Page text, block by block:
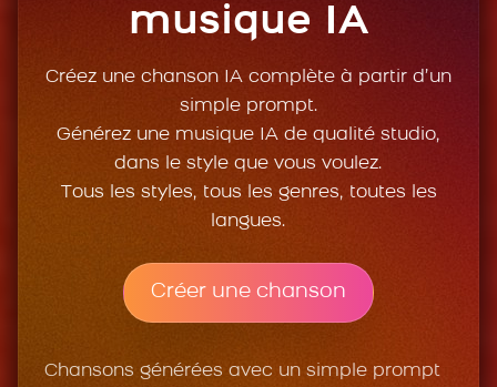
musique IA
Créez une chanson IA complète à partir d’un
simple prompt.
Générez une musique IA de qualité studio,
dans le style que vous voulez.
Tous les styles, tous les genres, toutes les
langues.
Créer une chanson
Chansons générées avec un simple prompt